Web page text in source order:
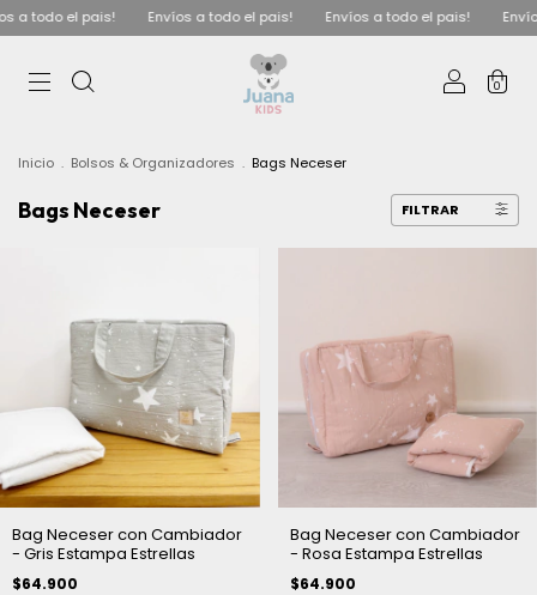
Envíos a todo el pais! Envíos a todo el pais! Envíos a todo el pais!
0
Inicio . Bolsos & Organizadores . Bags Neceser
Bags Neceser FILTRAR
Bag Neceser con Cambiador
- Gris Estampa Estrellas
$64.900
Bag Neceser con Cambiador
- Rosa Estampa Estrellas
$64.900